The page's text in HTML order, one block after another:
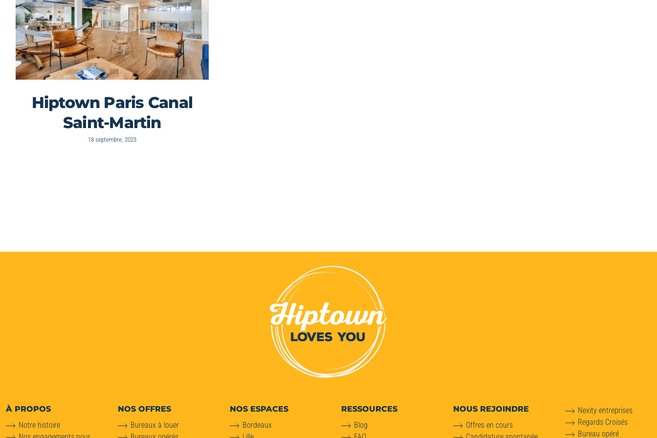
Hiptown Paris Canal
Saint-Martin
18 septembre, 2023
À PROPOS
Notre histoire
NOS OFFRES
Bureaux à louer
NOS ESPACES
Bordeaux
RESSOURCES
Blog
NOUS REJOINDRE
Offres en cours
Nexity entreprises
Regards Croisés
Bureau opéré